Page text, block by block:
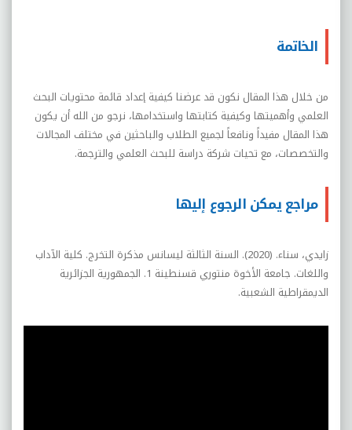
الخاتمة
من خلال هذا المقال نكون قد عرضنا كيفية إعداد قائمة محتويات البحث
العلمي وأهميتها وكيفية كتابتها واستخدامها، نرجو من الله أن يكون
هذا المقال مفيداً ونافعاً لجميع الطلاب والباحثين في مختلف المجالات
والتخصصات، مع تحيات شركة دراسة للبحث العلمي والترجمة.
مراجع يمكن الرجوع إليها
زايدي، سناء. (2020). السنة الثالثة ليسانس مذكرة التخرج. كلية الآداب
واللغات. جامعة الأخوة منتوري قسنطينة 1. الجمهورية الجزائرية
الديمقراطية الشعبية.